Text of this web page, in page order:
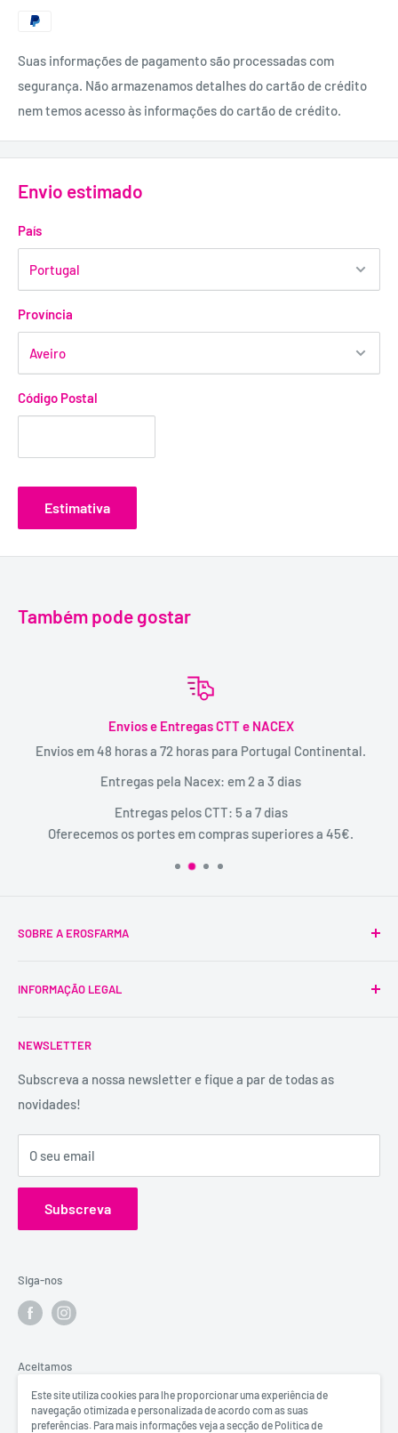
Quantidade:
Ingredientes:
Álcool Denat, Aqua, Propilenoglicol, Mentol, Pantenol, Óleo de
Suas informações de pagamento são processadas com
segurança. Não armazenamos detalhes do cartão de crédito
nem temos acesso às informações do cartão de crédito.
Envio estimado
País
Província
Código Postal
Estimativa
Também pode gostar
Envios e Entregas CTT e NACEX
Envios em 48 horas a 72 horas para Portugal Continental.
Entregas pela Nacex: em 2 a 3 dias
Entregas pelos CTT: 5 a 7 dias
Oferecemos os portes em compras superiores a 45€.
SOBRE A EROSFARMA
Portugal, pioneira na venda de produtos íntimos para
É uma marca registada, tem mais de 29 anos de
aconselhamento e atendimento personalizados e
Visita o Blog de Sexo e Amor da Erosfarma.
INFORMAÇÃO LEGAL
Trocas e Devoluções
Política de Privacidade
Contactos
Catálogos
NEWSLETTER
Subscreva a nossa newsletter e fique a par de todas as
novidades!
O seu email
Subscreva
Siga-nos
Aceitamos
Este site utiliza cookies para lhe proporcionar uma experiência de
navegação otimizada e personalizada de acordo com as suas
preferências. Para mais informações veja a secção de Política de